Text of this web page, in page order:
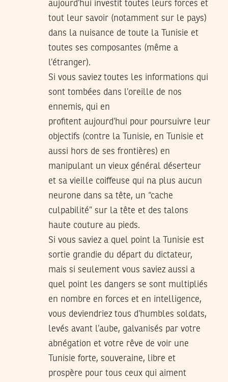
aujourd’hui investit toutes leurs forces et
tout leur savoir (notamment sur le pays)
dans la nuisance de toute la Tunisie et
toutes ses composantes (même a
l’étranger).
Si vous saviez toutes les informations qui
sont tombées dans l’oreille de nos
ennemis, qui en
profitent aujourd’hui pour poursuivre leur
objectifs (contre la Tunisie, en Tunisie et
aussi hors de ses frontières) en
manipulant un vieux général déserteur
et sa vieille coiffeuse qui na plus aucun
neurone dans sa tête, un “cache
culpabilité” sur la tête et des talons
haute couture au pieds.
Si vous saviez a quel point la Tunisie est
sortie grandie du départ du dictateur,
mais si seulement vous saviez aussi a
quel point les dangers se sont multipliés
en nombre en forces et en intelligence,
vous deviendriez tous d’humbles soldats,
levés avant l’aube, galvanisés par votre
abnégation et votre rêve de voir une
Tunisie forte, souveraine, libre et
prospère pour tous ceux qui aiment